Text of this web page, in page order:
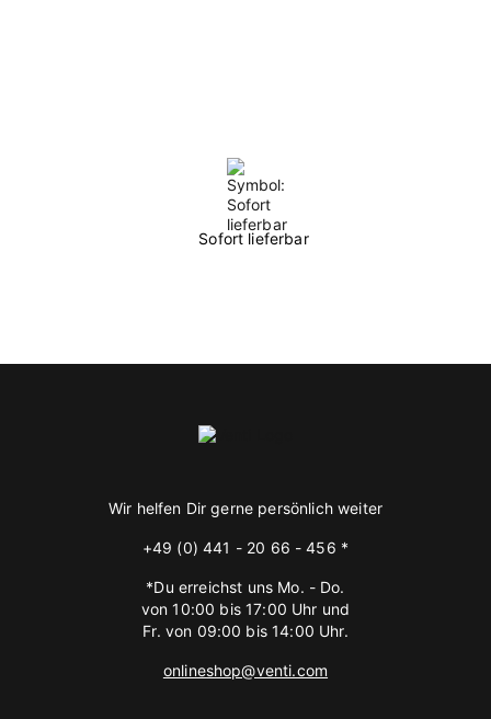
Sofort lieferbar
Wir helfen Dir gerne persönlich weiter
+49 (0) 441 - 20 66 - 456 *
*Du erreichst uns Mo. - Do.
von 10:00 bis 17:00 Uhr und
Fr. von 09:00 bis 14:00 Uhr.
onlineshop@venti.com